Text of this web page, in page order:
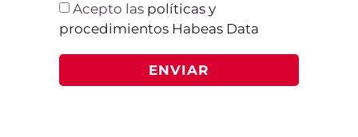
Acepto las políticas y
procedimientos Habeas Data
ENVIAR